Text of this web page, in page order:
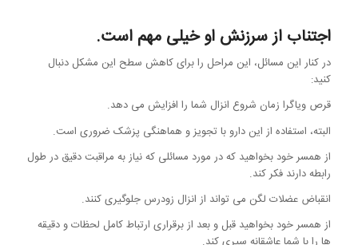
اجتناب از سرزنش او خیلی مهم است.
در کنار این مسائل، این مراحل را برای کاهش سطح این مشکل دنبال
کنید:
قرص ویاگرا زمان شروع انزال شما را افزایش می دهد.
البته، استفاده از این دارو با تجویز و هماهنگی پزشک ضروری است.
از همسر خود بخواهید که در مورد مسائلی که نیاز به مراقبت دقیق در طول
رابطه دارند فکر کند.
انقباض عضلات لگن می تواند از انزال زودرس جلوگیری کنند.
از همسر خود بخواهید قبل و بعد از برقراری ارتباط کامل لحظات و دقیقه